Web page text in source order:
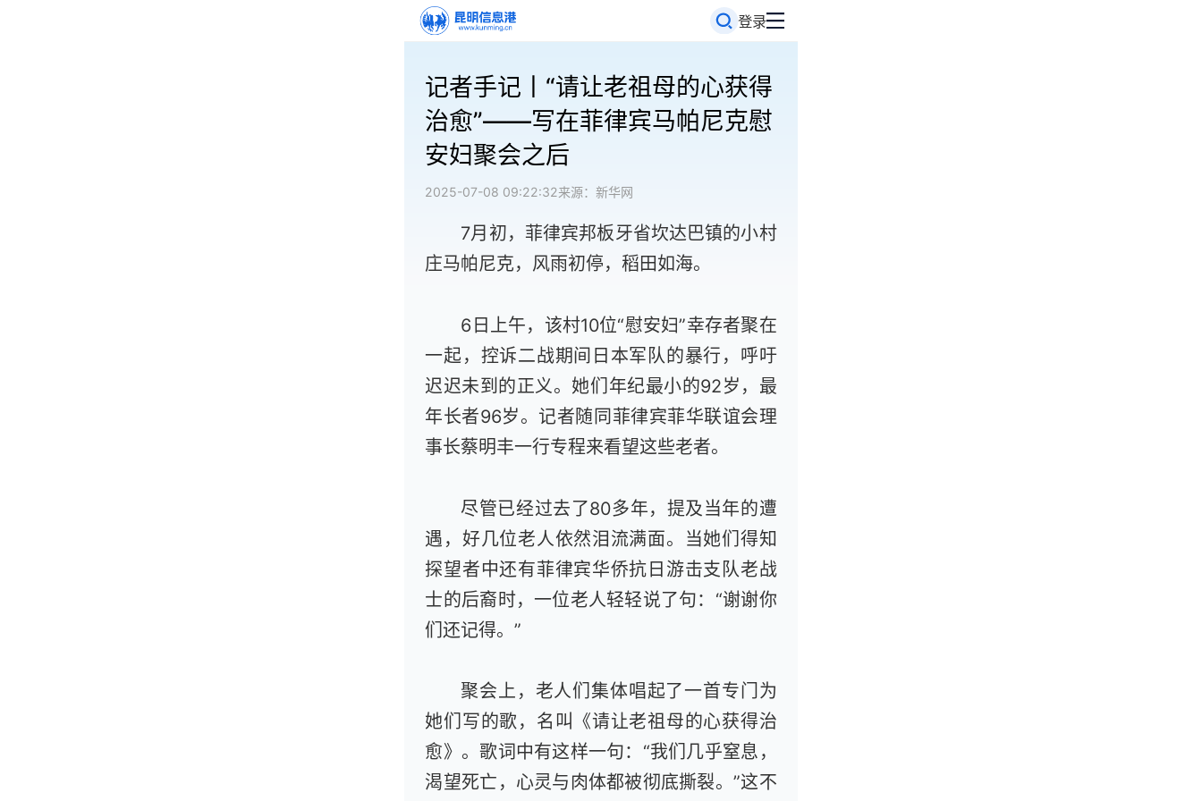
登录
记者手记丨“请让老祖母的心获得
治愈”——写在菲律宾马帕尼克慰
安妇聚会之后
2025-07-08 09:22:32来源：新华网
7月初，菲律宾邦板牙省坎达巴镇的小村
庄马帕尼克，风雨初停，稻田如海。
6日上午，该村10位“慰安妇”幸存者聚在
一起，控诉二战期间日本军队的暴行，呼吁
迟迟未到的正义。她们年纪最小的92岁，最
年长者96岁。记者随同菲律宾菲华联谊会理
事长蔡明丰一行专程来看望这些老者。
尽管已经过去了80多年，提及当年的遭
遇，好几位老人依然泪流满面。当她们得知
探望者中还有菲律宾华侨抗日游击支队老战
士的后裔时，一位老人轻轻说了句：“谢谢你
们还记得。”
聚会上，老人们集体唱起了一首专门为
她们写的歌，名叫《请让老祖母的心获得治
愈》。歌词中有这样一句：“我们几乎窒息，
渴望死亡，心灵与肉体都被彻底撕裂。”这不